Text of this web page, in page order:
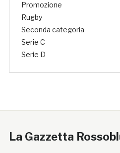
Promozione
Rugby
Seconda categoria
Serie C
Serie D
La Gazzetta